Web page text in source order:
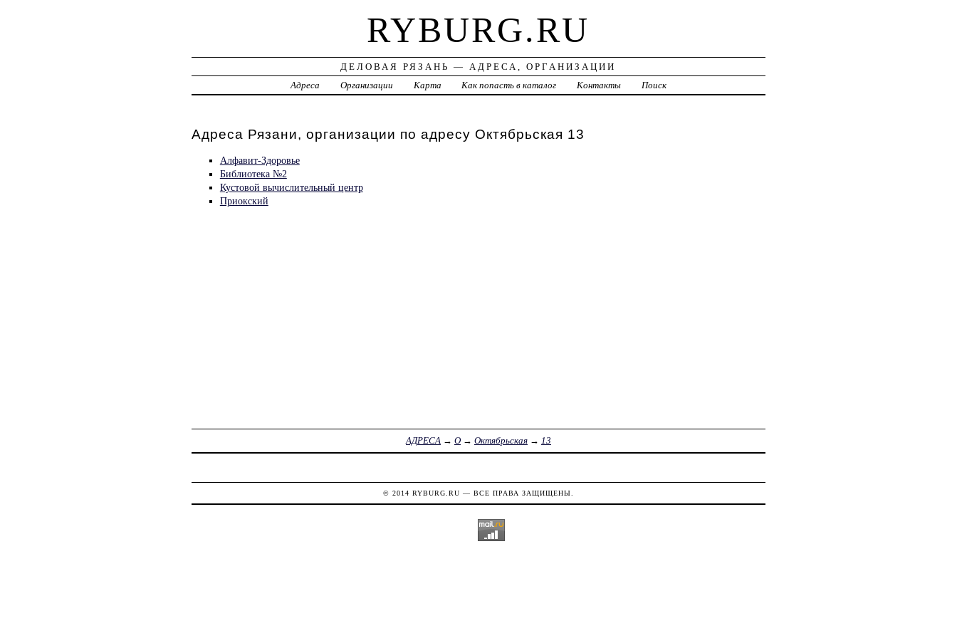
RYBURG.RU
ДЕЛОВАЯ РЯЗАНЬ — АДРЕСА, ОРГАНИЗАЦИИ
Адреса
Организации Карта Как попасть в каталог Контакты Поиск
Адреса Рязани, организации по адресу Октябрьская 13
Алфавит-Здоровье
Библиотека №2
Кустовой вычислительный центр
Приокский
АДРЕСА→ О→ Октябрьская→ 13
© 2014 RYBURG.RU — ВСЕ ПРАВА ЗАЩИЩЕНЫ.